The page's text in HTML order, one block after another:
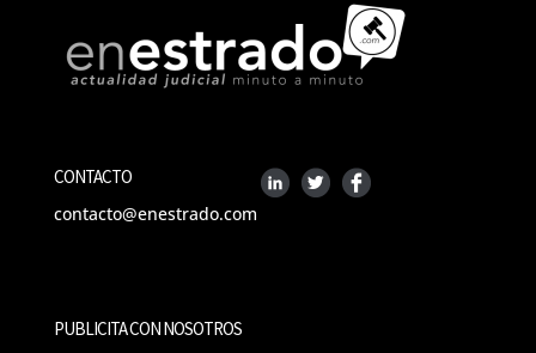
CONTACTO
contacto@enestrado.com
PUBLICITA CON NOSOTROS